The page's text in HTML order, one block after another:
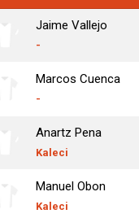
Jaime Vallejo
-
Marcos Cuenca
-
Anartz Pena
Kaleci
Manuel Obon
Kaleci